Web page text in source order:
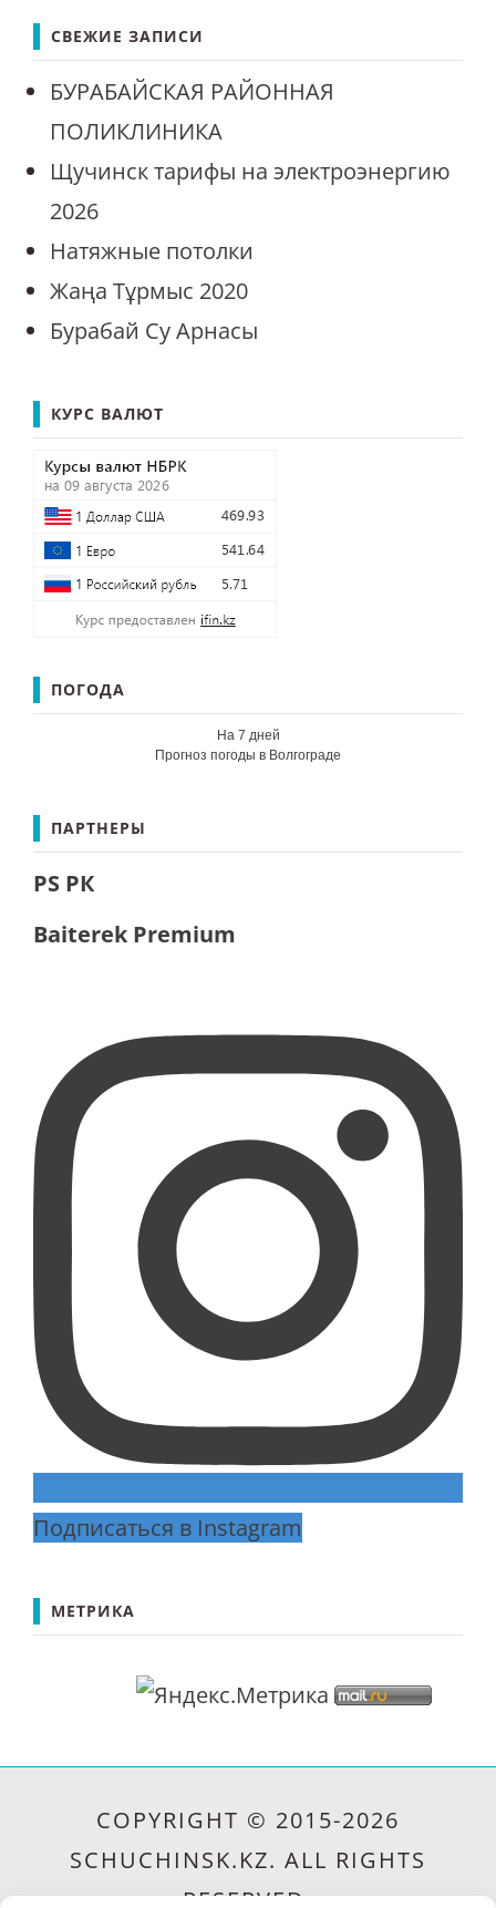
СВЕЖИЕ ЗАПИСИ
БУРАБАЙСКАЯ РАЙОННАЯ
ПОЛИКЛИНИКА
Щучинск тарифы на электроэнергию
2026
Натяжные потолки
Жаңа Тұрмыс 2020
Бурабай Су Арнасы
КУРС ВАЛЮТ
ПОГОДА
На 7 дней
Прогноз погоды в Волгограде
ПАРТНЕРЫ
PS РК
Baiterek Premium
Подписаться в Instagram
МЕТРИКА
COPYRIGHT © 2015-2026
SCHUCHINSK.KZ. ALL RIGHTS
RESERVED.